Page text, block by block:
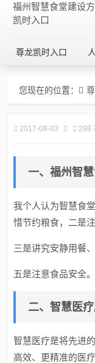
福州智慧食堂建设
凯时入口
尊龙凯时入口
您现在的位置：
2017-08-03 298
一、福州智慧
我个人认为智慧食
惜节约粮食，二是
三是讲究安静用餐
五是注意食品安全。
二、智慧医疗
智慧医疗是将先进
高效、更精准的医